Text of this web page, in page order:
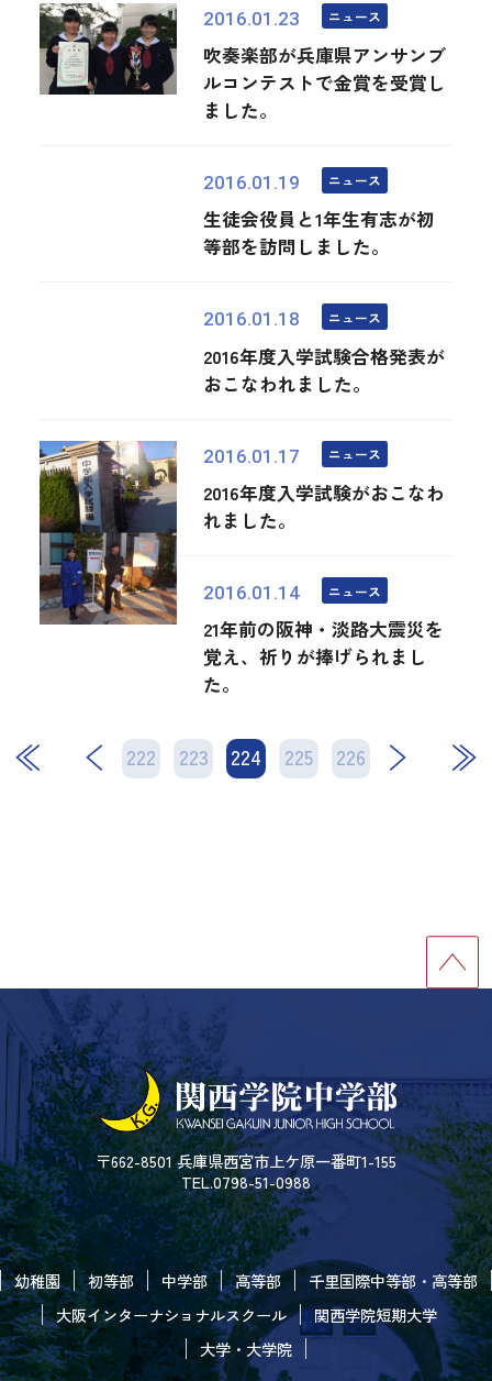
2016.01.23 ニュース
吹奏楽部が兵庫県アンサンブ
ルコンテストで金賞を受賞し
ました。
2016.01.19 ニュース
生徒会役員と1年生有志が初
等部を訪問しました。
2016.01.18 ニュース
2016年度入学試験合格発表が
おこなわれました。
2016.01.17 ニュース
2016年度入学試験がおこなわ
れました。
2016.01.14 ニュース
21年前の阪神・淡路大震災を
覚え、祈りが捧げられまし
た。
222 223 224 225 226
次 最後
〒662-8501 兵庫県西宮市上ケ原一番町1-155
TEL.0798-51-0988
幼稚園 初等部 中学部 高等部
千里国際中等部・高等部
大阪インターナショナルスクール
関西学院短期大学
大学・大学院